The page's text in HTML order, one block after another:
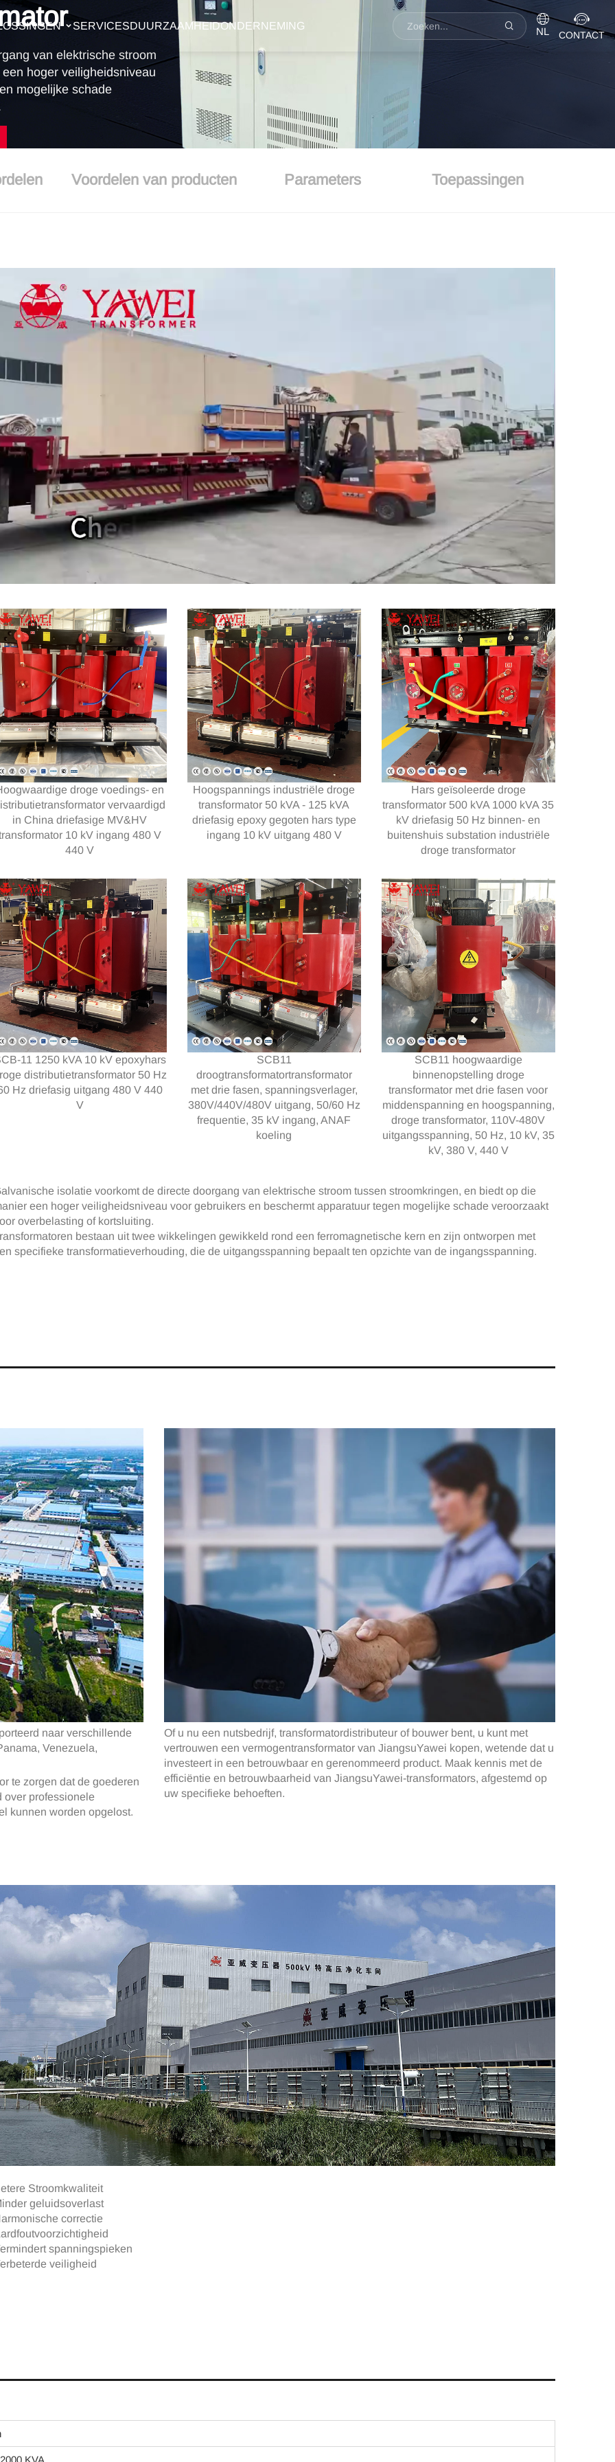
SERVICESDUURZAAMHEIDONDERNEMING NL CONTACT
van elektrische stroom
hoger veiligheidsniveau
mogelijke schade
Voordelen van producten Parameters Toepassingen
droge voedings- en
vervaardigd
in China driefasige MV&HV
10 kV ingang 480 V
440 V
Hoogspannings industriële droge
transformator 50 kVA - 125 kVA
driefasig epoxy gegoten hars type
ingang 10 kV uitgang 480 V
Hars geïsoleerde droge
transformator 500 kVA 1000 kVA 35
kV driefasig 50 Hz binnen- en
buitenshuis substation industriële
droge transformator
11 1250 kVA 10 kV epoxyhars
distributietransformator 50 Hz
Hz driefasig uitgang 480 V 440
V
SCB11
droogtransformatortransformator
met drie fasen, spanningsverlager,
380V/440V/480V uitgang, 50/60 Hz
frequentie, 35 kV ingang, ANAF
koeling
SCB11 hoogwaardige
binnenopstelling droge
transformator met drie fasen voor
middenspanning en hoogspanning,
droge transformator, 110V-480V
uitgangsspanning, 50 Hz, 10 kV, 35
kV, 380 V, 440 V
isolatie voorkomt de directe doorgang van elektrische stroom tussen stroomkringen, en biedt op die
een hoger veiligheidsniveau voor gebruikers en beschermt apparatuur tegen mogelijke schade veroorzaakt
overbelasting of kortsluiting.
bestaan uit twee wikkelingen gewikkeld rond een ferromagnetische kern en zijn ontworpen met
specifieke transformatieverhouding, die de uitgangsspanning bepaalt ten opzichte van de ingangsspanning.
naar verschillende
Venezuela,
te zorgen dat de goederen
over professionele
kunnen worden opgelost.
Of u nu een nutsbedrijf, transformatordistributeur of bouwer bent, u kunt met
vertrouwen een vermogentransformator van JiangsuYawei kopen, wetende dat u
investeert in een betrouwbaar en gerenommeerd product. Maak kennis met de
efficiëntie en betrouwbaarheid van JiangsuYawei-transformators, afgestemd op
uw specifieke behoeften.
Stroomkwaliteit
geluidsoverlast
correctie
spanningspieken
veiligheid